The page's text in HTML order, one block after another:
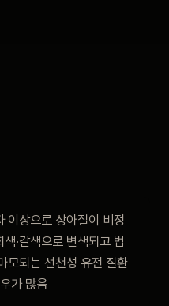
이상으로 상아질이 비정
·갈색으로 변색되고 법
모되는 선천성 유전 질환
가 많음